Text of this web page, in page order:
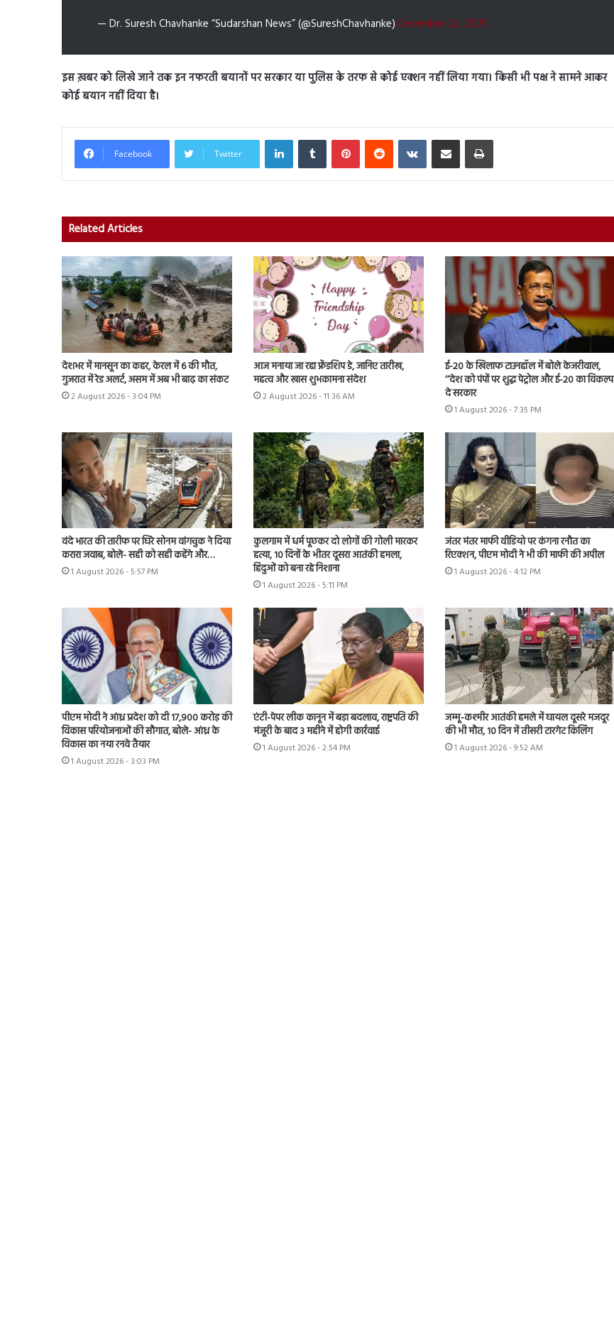
— Dr. Suresh Chavhanke “Sudarshan News” (@SureshChavhanke) December 22, 2021
इस ख़बर को लिखे जाने तक इन नफरती बयानों पर सरकार या पुलिस के तरफ से कोई एक्शन नहीं लिया गया। किसी भी पक्ष ने सामने आकर
कोई बयान नहीं दिया है।
Facebook Twitter
LinkedInTumblr PinterestReddit VKontakteShare via Email Print
Related Articles
देशभर में मानसून का कहर, केरल में 6 की मौत,
गुजरात में रेड अलर्ट, असम में अब भी बाढ़ का संकट
2 August 2026 - 3:04 PM
आज मनाया जा रहा फ्रेंडशिप डे, जानिए तारीख,
महत्व और खास शुभकामना संदेश
2 August 2026 - 11:36 AM
ई-20 के खिलाफ टाउनहॉल में बोले केजरीवाल,
‘‘देश को पंपों पर शुद्ध पेट्रोल और ई-20 का विकल्प
दे सरकार
1 August 2026 - 7:35 PM
वंदे भारत की तारीफ पर घिरे सोनम वांगचुक ने दिया
करारा जवाब, बोले- सही को सही कहेंगे और…
1 August 2026 - 5:57 PM
कुलगाम में धर्म पूछकर दो लोगों की गोली मारकर
हत्या, 10 दिनों के भीतर दूसरा आतंकी हमला,
हिंदुओं को बना रहे निशाना
1 August 2026 - 5:11 PM
जंतर मंतर माफी वीडियो पर कंगना रनौत का
रिएक्शन, पीएम मोदी ने भी की माफी की अपील
1 August 2026 - 4:12 PM
पीएम मोदी ने आंध्र प्रदेश को दी 17,900 करोड़ की
विकास परियोजनाओं की सौगात, बोले- आंध्र के
विकास का नया रनवे तैयार
1 August 2026 - 3:03 PM
एंटी-पेपर लीक कानून में बड़ा बदलाव, राष्ट्रपति की
मंजूरी के बाद 3 महीने में होगी कार्रवाई
1 August 2026 - 2:54 PM
जम्मू-कश्मीर आतंकी हमले में घायल दूसरे मजदूर
की भी मौत, 10 दिन में तीसरी टारगेट किलिंग
1 August 2026 - 9:52 AM